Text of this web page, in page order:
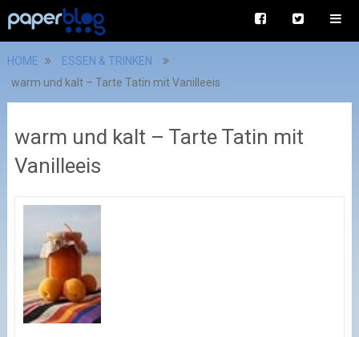
HOME
ESSEN & TRINKEN
warm und kalt – Tarte Tatin mit Vanilleeis
warm und kalt – Tarte Tatin mit
Vanilleeis